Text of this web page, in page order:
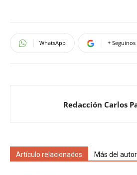
WhatsApp +
Redacción Carlos
Artículo relacionados Más del autor